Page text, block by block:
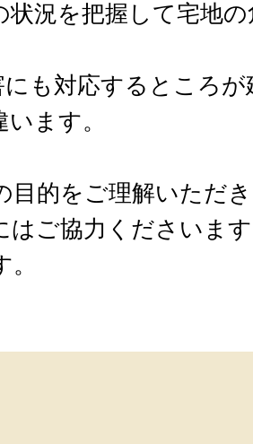
状況を把握して宅地
も対応するところが
ます。
的をご理解いただ
はご協力くださいま